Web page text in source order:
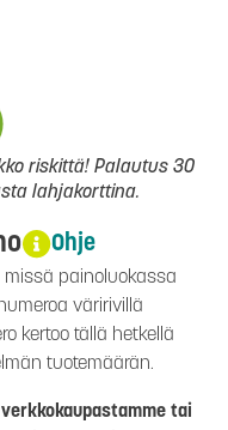
riskittä! Palautus 30
lahjakorttina.
Ohje
painoluokassa
väririvillä
kertoo tällä hetkellä
tuotemäärän.
tai